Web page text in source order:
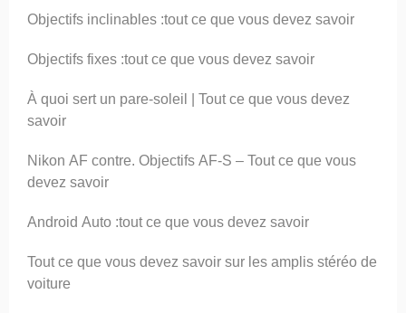
Objectifs inclinables :tout ce que vous devez savoir
Objectifs fixes :tout ce que vous devez savoir
À quoi sert un pare-soleil | Tout ce que vous devez
savoir
Nikon AF contre. Objectifs AF-S – Tout ce que vous
devez savoir
Android Auto :tout ce que vous devez savoir
Tout ce que vous devez savoir sur les amplis stéréo de
voiture